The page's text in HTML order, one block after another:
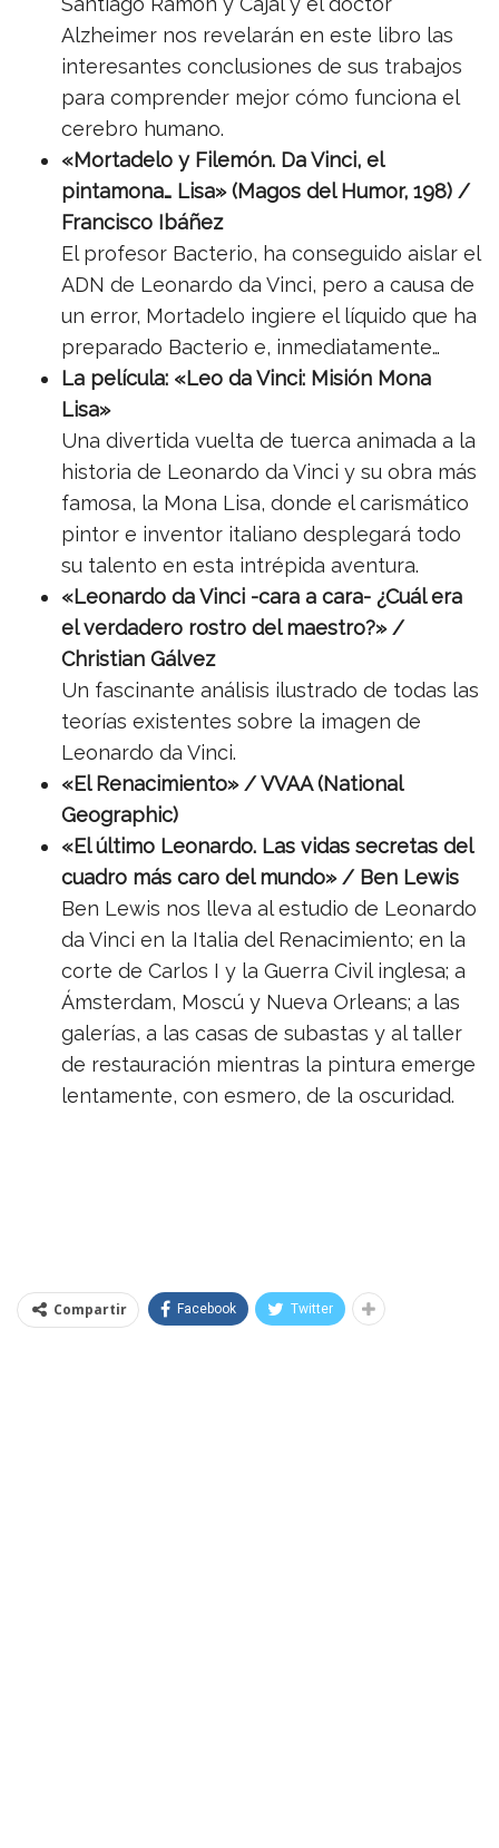
Alzheimer nos revelarán en este libro las
interesantes conclusiones de sus trabajos
para comprender mejor cómo funciona el
cerebro humano.
«Mortadelo y Filemón. Da Vinci, el
pintamona… Lisa» (Magos del Humor, 198) /
Francisco Ibáñez
El profesor Bacterio, ha conseguido aislar el
ADN de Leonardo da Vinci, pero a causa de
un error, Mortadelo ingiere el líquido que ha
preparado Bacterio e, inmediatamente…
La película: «Leo da Vinci: Misión Mona
Lisa»
Una divertida vuelta de tuerca animada a la
historia de Leonardo da Vinci y su obra más
famosa, la Mona Lisa, donde el carismático
pintor e inventor italiano desplegará todo
su talento en esta intrépida aventura.
«Leonardo da Vinci -cara a cara- ¿Cuál era
el verdadero rostro del maestro?» /
Christian Gálvez
Un fascinante análisis ilustrado de todas las
teorías existentes sobre la imagen de
Leonardo da Vinci.
«El Renacimiento» / VVAA (National
Geographic)
«El último Leonardo. Las vidas secretas del
cuadro más caro del mundo» / Ben Lewis
Ben Lewis nos lleva al estudio de Leonardo
da Vinci en la Italia del Renacimiento; en la
corte de Carlos I y la Guerra Civil inglesa; a
Ámsterdam, Moscú y Nueva Orleans; a las
galerías, a las casas de subastas y al taller
de restauración mientras la pintura emerge
lentamente, con esmero, de la oscuridad.
Compartir Facebook Twitter